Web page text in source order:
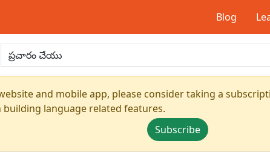
Blog
and mobile app, please consider taking a
language related features.
Subscribe